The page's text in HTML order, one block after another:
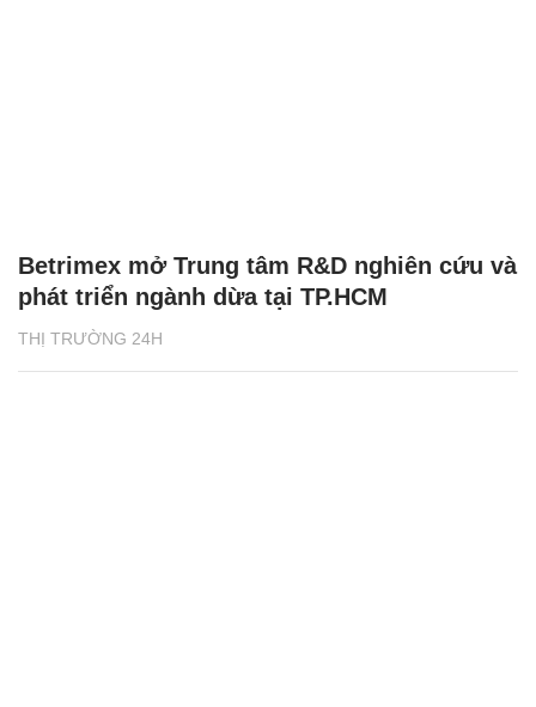
THỊ TRƯỜNG 24H
Betrimex mở Trung tâm R&D nghiên cứu và
phát triển ngành dừa tại TP.HCM